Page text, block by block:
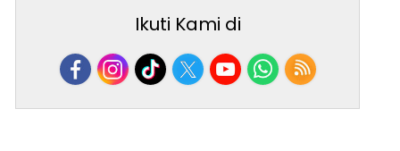
Ikuti Kami di